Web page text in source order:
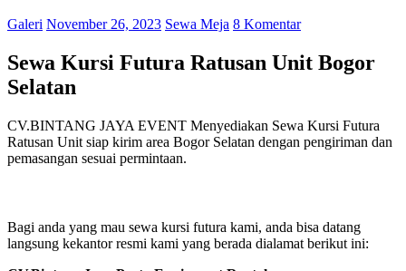
Galeri November 26, 2023 Sewa Meja 8 Komentar
Sewa Kursi Futura Ratusan Unit Bogor
Selatan
CV.BINTANG JAYA EVENT Menyediakan Sewa Kursi Futura
Ratusan Unit siap kirim area Bogor Selatan dengan pengiriman dan
pemasangan sesuai permintaan.
Bagi anda yang mau sewa kursi futura kami, anda bisa datang
langsung kekantor resmi kami yang berada dialamat berikut ini: